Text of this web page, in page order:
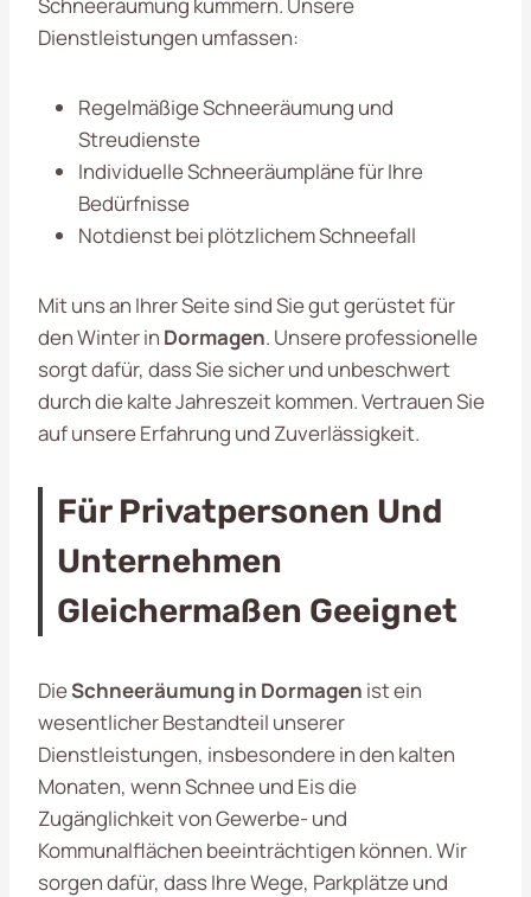
Dienstleistungen umfassen:
Regelmäßige Schneeräumung und
Streudienste
Individuelle Schneeräumpläne für Ihre
Bedürfnisse
Notdienst bei plötzlichem Schneefall
Mit uns an Ihrer Seite sind Sie gut gerüstet für
den Winter in Dormagen. Unsere professionelle
sorgt dafür, dass Sie sicher und unbeschwert
durch die kalte Jahreszeit kommen. Vertrauen Sie
auf unsere Erfahrung und Zuverlässigkeit.
Für Privatpersonen Und
Unternehmen
Gleichermaßen Geeignet
DieSchneeräumung in Dormagen ist ein
wesentlicher Bestandteil unserer
Dienstleistungen, insbesondere in den kalten
Monaten, wenn Schnee und Eis die
Zugänglichkeit von Gewerbe- und
Kommunalflächen beeinträchtigen können. Wir
sorgen dafür, dass Ihre Wege, Parkplätze und